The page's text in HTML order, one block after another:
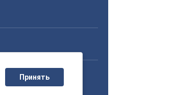
10 класс 11 класс
Принять